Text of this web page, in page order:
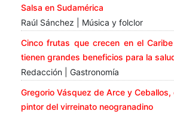
Salsa en Sudamérica
Raúl Sánchez | Música y folclor
Cinco frutas que crecen en el
tienen grandes beneficios para la
Redacción | Gastronomía
Gregorio Vásquez de Arce y Ceballos,
pintor del virreinato neogranadino